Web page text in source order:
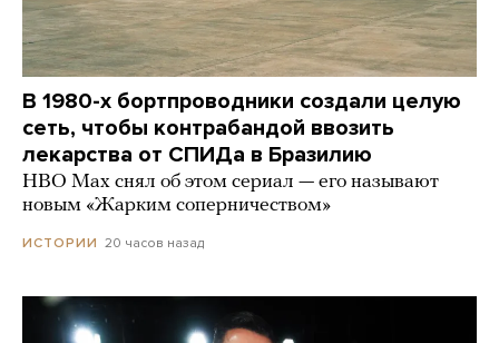
В 1980-х бортпроводники создали целую
сеть, чтобы контрабандой ввозить
лекарства от СПИДа в Бразилию
HBO Max снял об этом сериал — его называют
новым «Жарким соперничеством»
ИСТОРИИ 20 часов назад